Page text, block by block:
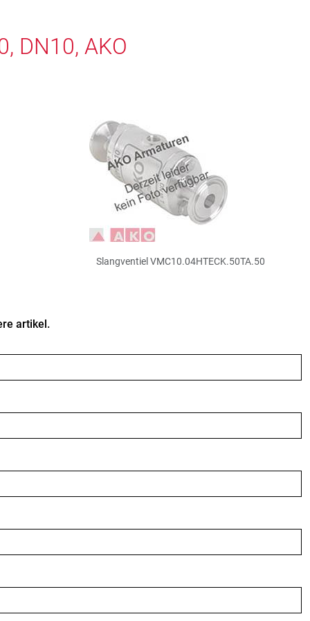
DN10, AKO
Slangventiel VMC10.04HTECK.50TA.50
artikel.